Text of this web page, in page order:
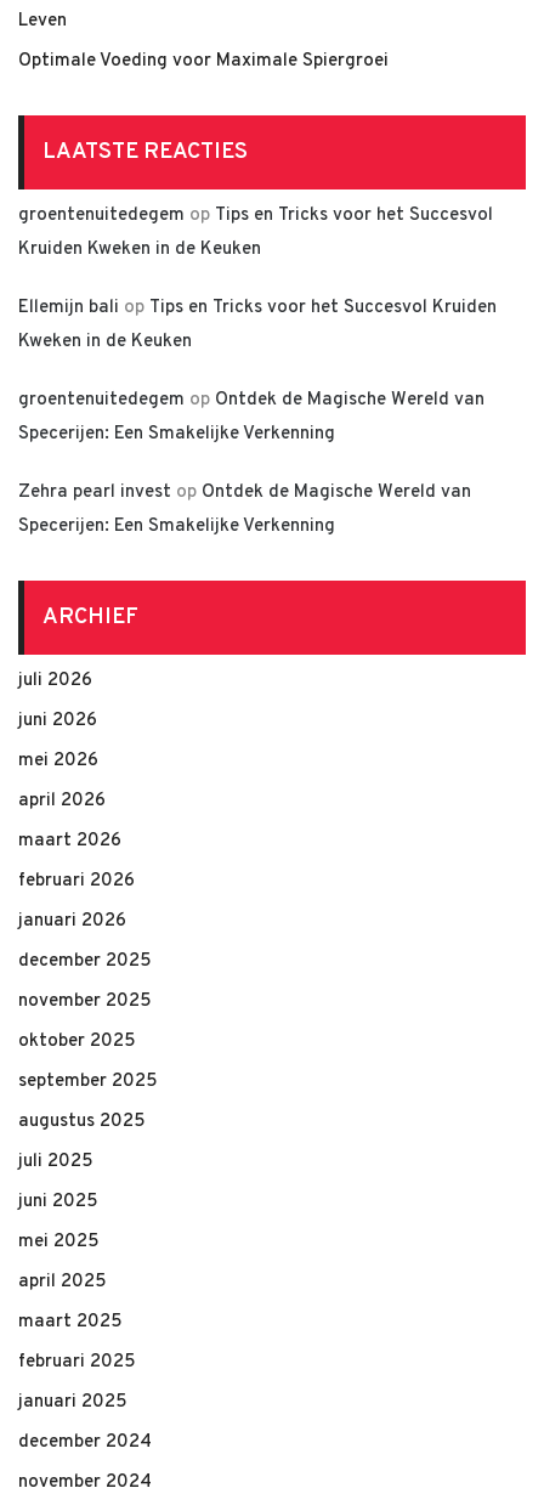
Leven
Optimale Voeding voor Maximale Spiergroei
LAATSTE REACTIES
groentenuitedegem op Tips en Tricks voor het Succesvol
Kruiden Kweken in de Keuken
Ellemijn bali op Tips en Tricks voor het Succesvol Kruiden
Kweken in de Keuken
groentenuitedegem op Ontdek de Magische Wereld van
Specerijen: Een Smakelijke Verkenning
Zehra pearl invest op Ontdek de Magische Wereld van
Specerijen: Een Smakelijke Verkenning
ARCHIEF
juli 2026
juni 2026
mei 2026
april 2026
maart 2026
februari 2026
januari 2026
december 2025
november 2025
oktober 2025
september 2025
augustus 2025
juli 2025
juni 2025
mei 2025
april 2025
maart 2025
februari 2025
januari 2025
december 2024
november 2024